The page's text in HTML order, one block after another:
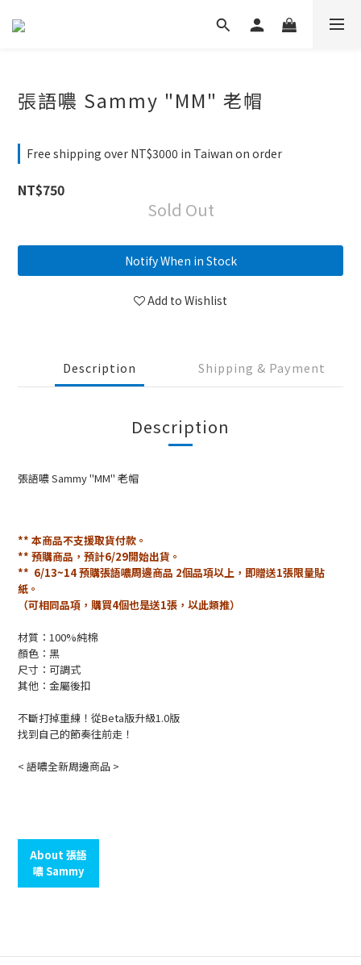
張語噥 Sammy "MM" 老帽
Free shipping over NT$3000 in Taiwan on order
NT$750
Sold Out
Notify When in Stock
Add to Wishlist
Description Shipping & Payment
Description
張語噥 Sammy "MM" 老帽
** 本商品不支援取貨付款。
** 預購商品，預計6/29開始出貨。
** 6/13~14 預購張語噥周邊商品 2個品項以上，即贈送1張限量貼
紙。
（可相同品項，購買4個也是送1張，以此類推）
材質：100%純棉
顏色：黑
尺寸：可調式
其他：金屬後扣
不斷打掉重練！從Beta版升級1.0版
找到自己的節奏往前走！
< 語噥全新周邊商品 >
About 張語
噥 Sammy